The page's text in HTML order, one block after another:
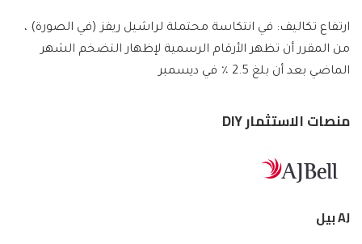
ارتفاع تكاليف: في انتكاسة محتملة لراشيل ريفز (في الصورة) ،
من المقرر أن تظهر الأرقام الرسمية لإظهار التضخم الشهر
الماضي بعد أن بلغ 2.5 ٪ في ديسمبر
منصات الاستثمار DIY
AJ بيل